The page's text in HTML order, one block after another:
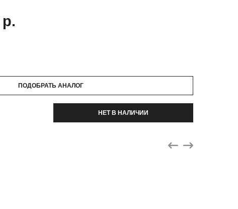
ПОДОБРАТЬ АНАЛОГ
НЕТ В НАЛИЧИИ